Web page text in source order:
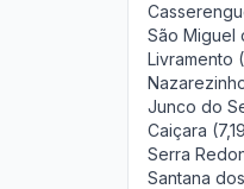
São Miguel
Livramento
Junco do
Caiçara
Serra
Santana